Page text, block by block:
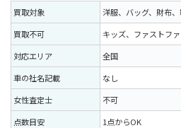
買取対象
洋服、バッグ、財布
買取不可
キッズ、ファストフ
対応エリア
全国
車の社名記載
なし
女性査定士
不可
点数目安
1点からOK